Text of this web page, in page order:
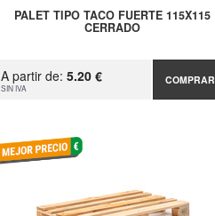
PALET TIPO TACO FUERTE 115X115
CERRADO
A partir de:5.20 €
SIN IVA
COMPRAR